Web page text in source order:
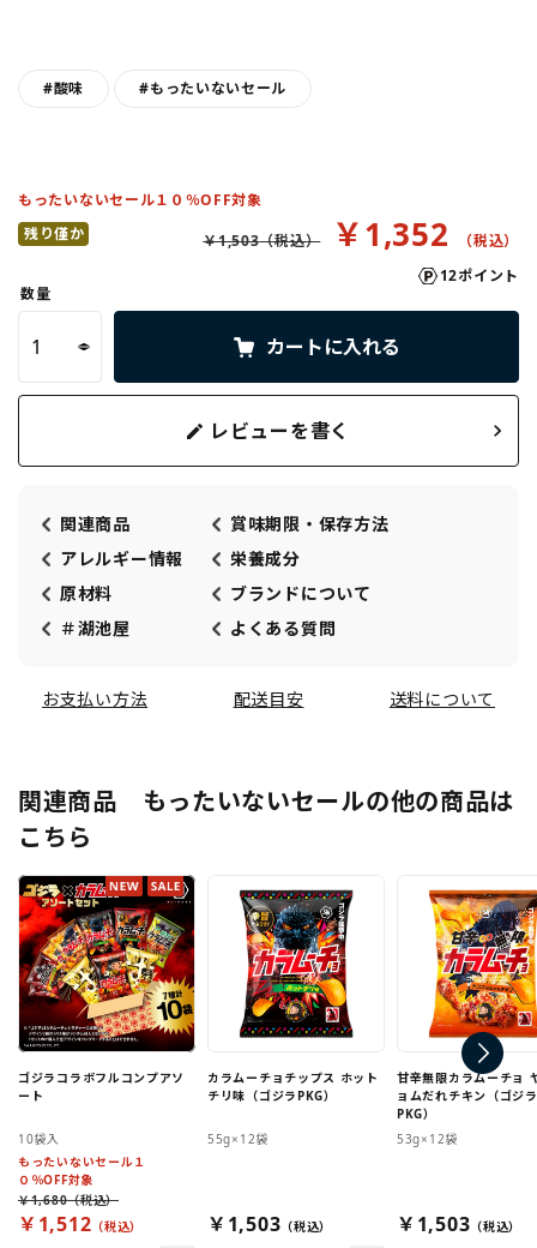
#酸味 #もったいないセール
残り僅か
もったいないセール１０％OFF対象
￥1,352
￥1,503
12ポイント
数量
カートに入れる
レビューを書く
関連商品
賞味期限・保存方法
アレルギー情報
栄養成分
原材料
ブランドについて
＃湖池屋
よくある質問
お支払い方法 配送目安 送料について
関連商品 もったいないセールの他の商品は
こちら
ゴジラコラボフルコンプアソ
ート
10袋入
もったいないセール１
０％OFF対象
￥1,512
￥1,680
カラムーチョチップス ホット
チリ味（ゴジラPKG）
55g×12袋
￥1,503
甘辛無限カラムーチョ
ョムだれチキン（ゴジラ
PKG）
53g×12袋
￥1,503